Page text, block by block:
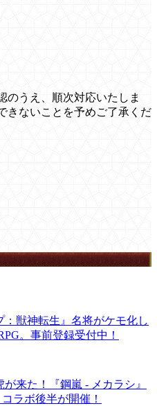
のうえ、順次対応いたしま
きないことを予めご了承くだ
：獣神転生』名将がケモ化し
。事前登録受付中！
来た！『鋼嵐 - メカラシ』
ラボ後半が開催！